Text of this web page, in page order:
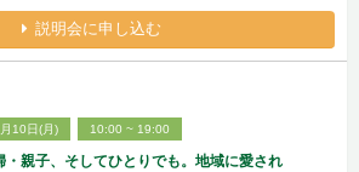
説明会に申し込む
10日(月) 10:00 ~ 19:00
・親子、そしてひとりでも。地域に愛され